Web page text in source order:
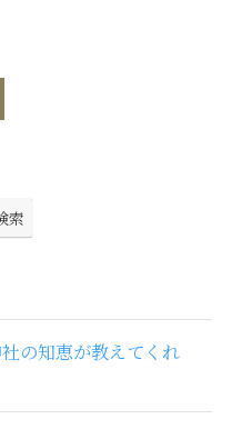
索
の知恵が教えてくれ